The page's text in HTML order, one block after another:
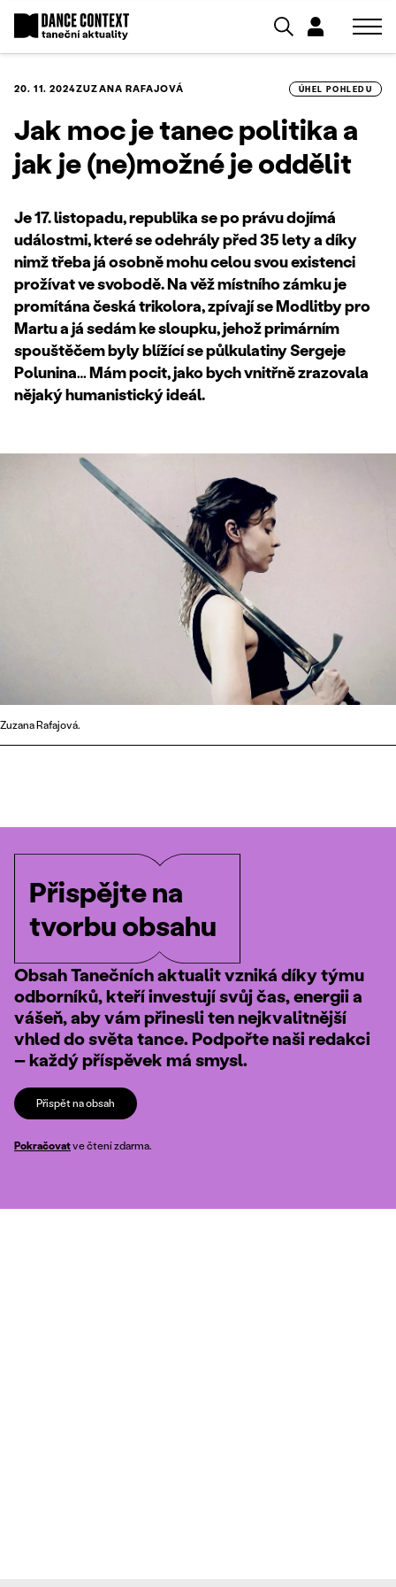
20. 11. 2024ZUZANA RAFAJOVÁ ÚHEL POHLEDU
Jak moc je tanec politika a
jak je (ne)možné je oddělit
Je 17. listopadu, republika se po právu dojímá
událostmi, které se odehrály před 35 lety a díky
nimž třeba já osobně mohu celou svou existenci
prožívat ve svobodě. Na věž místního zámku je
promítána česká trikolora, zpívají se Modlitby pro
Martu a já sedám ke sloupku, jehož primárním
spouštěčem byly blížící se půlkulatiny Sergeje
Polunina… Mám pocit, jako bych vnitřně zrazovala
nějaký humanistický ideál.
Zuzana Rafajová.
Přispějte na
tvorbu obsahu
Obsah Tanečních aktualit vzniká díky týmu
odborníků, kteří investují svůj čas, energii a
vášeň, aby vám přinesli ten nejkvalitnější
vhled do světa tance. Podpořte naši redakci
– každý příspěvek má smysl.
Přispět na obsah
Pokračovatve čtení zdarma.